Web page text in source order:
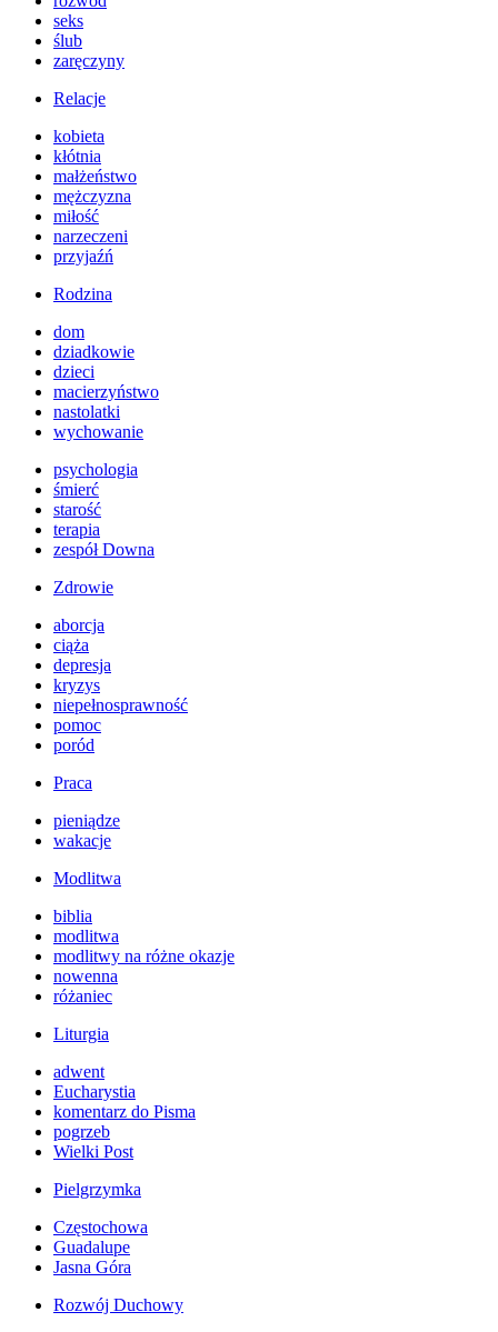
seks
ślub
zaręczyny
Relacje
kobieta
kłótnia
małżeństwo
mężczyzna
miłość
narzeczeni
przyjaźń
Rodzina
dom
dziadkowie
dzieci
macierzyństwo
nastolatki
wychowanie
psychologia
śmierć
starość
terapia
zespół Downa
Zdrowie
aborcja
ciąża
depresja
kryzys
niepełnosprawność
pomoc
poród
Praca
pieniądze
wakacje
Modlitwa
biblia
modlitwa
modlitwy na różne okazje
nowenna
różaniec
Liturgia
adwent
Eucharystia
komentarz do Pisma
pogrzeb
Wielki Post
Pielgrzymka
Częstochowa
Guadalupe
Jasna Góra
Rozwój Duchowy